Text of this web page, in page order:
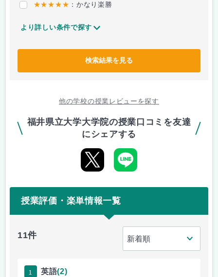
★★★★★ ：かなり楽勝
より詳しい条件で探す
検索結果を見る
他の学校の授業レビューを探す
福井県立大学大学院の授業口コミを友達
にシェアする
授業評価・楽単情報一覧
11件
1 英語(2)